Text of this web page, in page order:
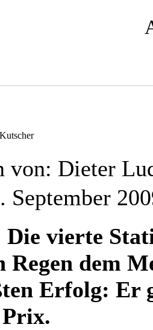
von: Dieter
September
Die vierte
Regen dem
Erfolg: Er